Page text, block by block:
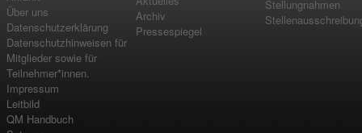
Über uns
Datenschutzerklärung
Datenschutzhinweisen für
Mitglieder sowie für
Teilnehmer*innen.
Impressum
Leitbild
QM Handbuch
Archiv
Pressespiegel
Stellungnahmen